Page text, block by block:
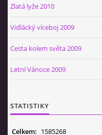
Zlatá lyže 2010
Vidlácký víceboj 2009
Cesta kolem světa 2009
Letní Vánoce 2009
STATISTIKY
Celkem: 1585268